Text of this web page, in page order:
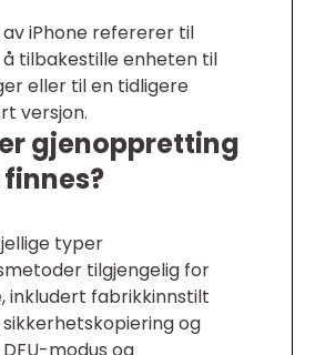
iPhone refererer til
tilbakestille enheten til
eller til en tidligere
versjon.
gjenoppretting
typer
tilgjengelig for
inkludert fabrikkinnstilt
og